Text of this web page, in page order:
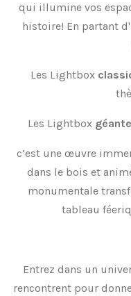
qui illumine vos
histoire! En partant
Les Lightbox
Les Lightbox
c’est une œuvre
dans le bois et
monumentale
tableau
Entrez dans un
rencontrent pour